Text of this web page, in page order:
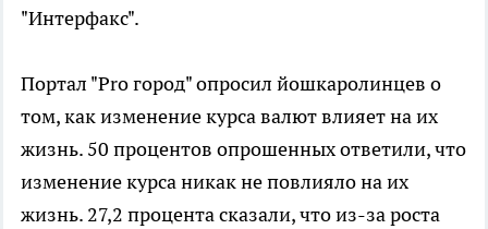
"Интерфакс".
Портал "Pro город" опросил йошкаролинцев о
том, как изменение курса валют влияет на их
жизнь. 50 процентов опрошенных ответили, что
изменение курса никак не повлияло на их
жизнь. 27,2 процента сказали, что из-за роста